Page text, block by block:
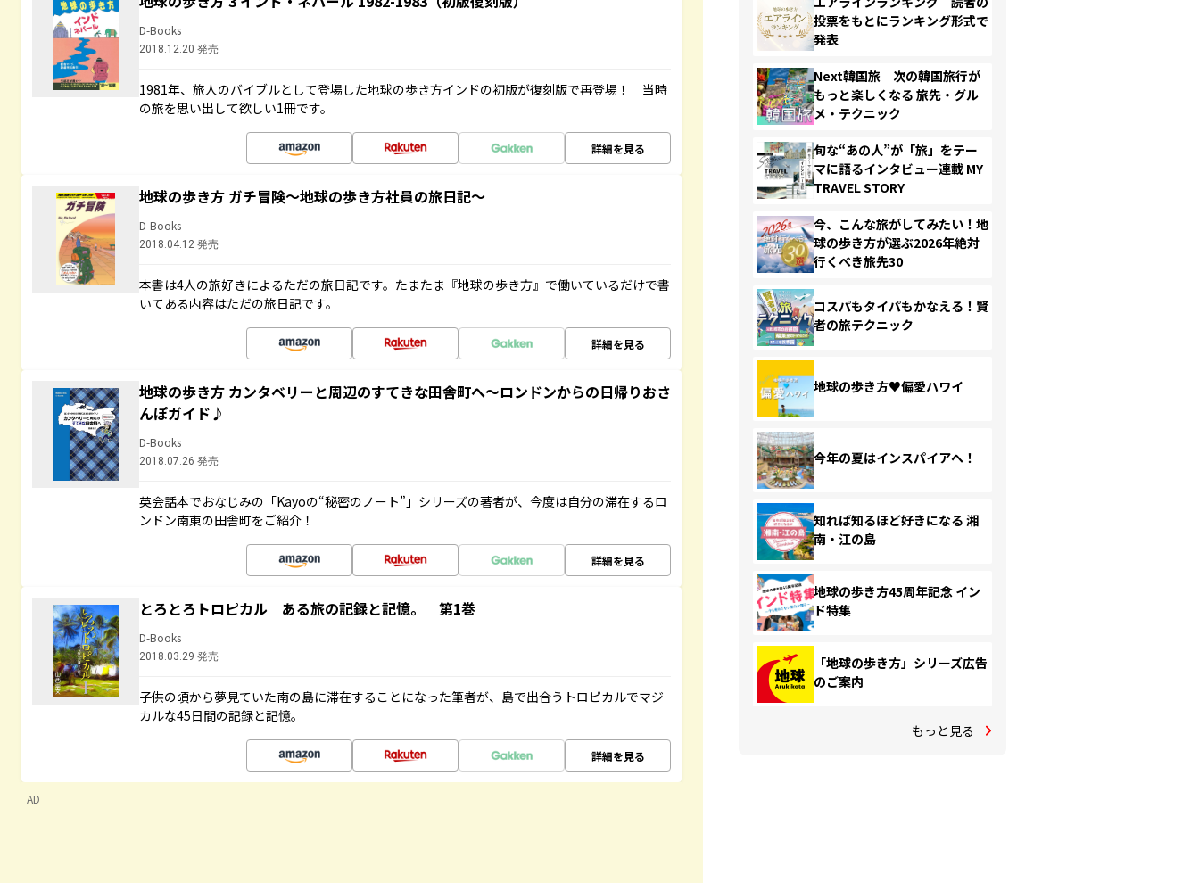
D-Books
2018.12.20 発売
1981年、旅人のバイブルとして登場した地球の歩き方インドの初版が復刻版で再登場！ 当時
の旅を思い出して欲しい1冊です。
詳細を見る
地球の歩き方 ガチ冒険～地球の歩き方社員の旅日記～
D-Books
2018.04.12 発売
本書は4人の旅好きによるただの旅日記です。たまたま『地球の歩き方』で働いているだけで書
いてある内容はただの旅日記です。
詳細を見る
地球の歩き方 カンタベリーと周辺のすてきな田舎町へ～ロンドンからの日帰りおさ
んぽガイド♪
D-Books
2018.07.26 発売
英会話本でおなじみの「Kayoの“秘密のノート”」シリーズの著者が、今度は自分の滞在するロ
ンドン南東の田舎町をご紹介！
詳細を見る
とろとろトロピカル ある旅の記録と記憶。 第1巻
D-Books
2018.03.29 発売
子供の頃から夢見ていた南の島に滞在することになった筆者が、島で出合うトロピカルでマジ
カルな45日間の記録と記憶。
詳細を見る
AD
投票をもとにランキング形式で
発表
Next韓国旅 次の韓国旅行が
もっと楽しくなる 旅先・グル
メ・テクニック
旬な“あの人”が「旅」をテー
マに語るインタビュー連載 MY
TRAVEL STORY
今、こんな旅がしてみたい！地
球の歩き方が選ぶ2026年絶対
行くべき旅先30
コスパもタイパもかなえる！賢
者の旅テクニック
地球の歩き方♥偏愛ハワイ
今年の夏はインスパイアへ！
知れば知るほど好きになる 湘
南・江の島
地球の歩き方45周年記念 イン
ド特集
「地球の歩き方」シリーズ広告
のご案内
もっと見る